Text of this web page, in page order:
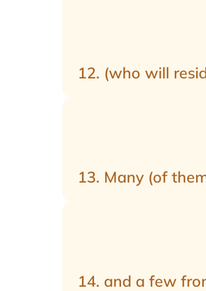
12. (who will
13. Many (of
14. and a few